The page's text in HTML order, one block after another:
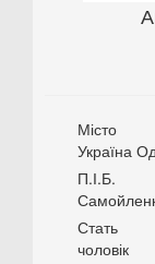
Місто
Україна
П.І.Б.
Стать
чоловік